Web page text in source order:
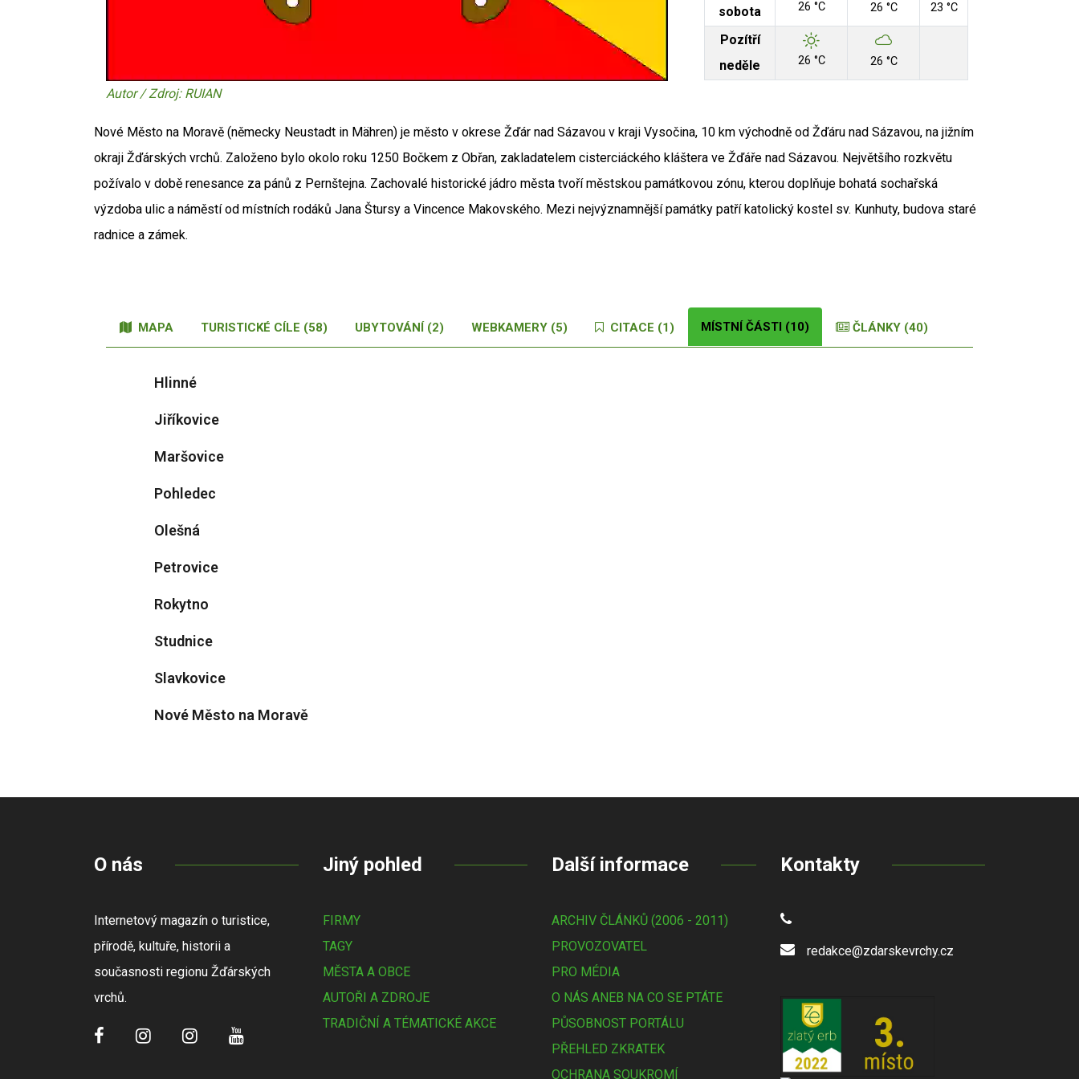
Autor / Zdroj: RUIAN
sobota 26 °C 26 °C 23 °C
Pozítří
neděle
26 °C 26 °C
Nové Město na Moravě (německy Neustadt in Mähren) je město v okrese Žďár nad Sázavou v kraji Vysočina, 10 km východně od Žďáru nad Sázavou, na jižním
okraji Žďárských vrchů. Založeno bylo okolo roku 1250 Bočkem z Obřan, zakladatelem cisterciáckého kláštera ve Žďáře nad Sázavou. Největšího rozkvětu
požívalo v době renesance za pánů z Pernštejna. Zachovalé historické jádro města tvoří městskou památkovou zónu, kterou doplňuje bohatá sochařská
výzdoba ulic a náměstí od místních rodáků Jana Štursy a Vincence Makovského. Mezi nejvýznamnější památky patří katolický kostel sv. Kunhuty, budova staré
radnice a zámek.
MAPA TURISTICKÉ CÍLE (58) UBYTOVÁNÍ (2) WEBKAMERY (5) CITACE (1) MÍSTNÍ ČÁSTI (10) ČLÁNKY (40)
Hlinné
Jiříkovice
Maršovice
Pohledec
Olešná
Petrovice
Rokytno
Studnice
Slavkovice
Nové Město na Moravě
O nás
Internetový magazín o turistice,
přírodě, kultuře, historii a
současnosti regionu Žďárských
vrchů.
Jiný pohled
FIRMY
TAGY
MĚSTA A OBCE
AUTOŘI A ZDROJE
TRADIČNÍ A TÉMATICKÉ AKCE
Další informace
ARCHIV ČLÁNKŮ (2006 - 2011)
PROVOZOVATEL
PRO MÉDIA
O NÁS ANEB NA CO SE PTÁTE
PŮSOBNOST PORTÁLU
PŘEHLED ZKRATEK
OCHRANA SOUKROMÍ
Kontakty
redakce@zdarskevrchy.cz